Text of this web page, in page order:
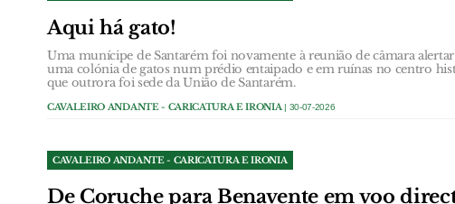
Aqui há gato!
Uma munícipe de Santarém foi novamente à reunião de câmara alertar
uma colónia de gatos num prédio entaipado e em ruínas no centro
que outrora foi sede da União de Santarém.
CAVALEIRO ANDANTE - CARICATURA E IRONIA | 30-07-2026
CAVALEIRO ANDANTE - CARICATURA E IRONIA
De Coruche para Benavente em voo